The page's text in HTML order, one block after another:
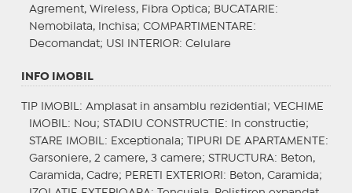
Agrement, Wireless, Fibra Optica; BUCATARIE :
Nemobilata, Inchisa; COMPARTIMENTARE :
Decomandat; USI INTERIOR: Celulare
INFO IMOBIL
TIP IMOBIL : Amplasat in ansamblu rezidential; VECHIME
IMOBIL : Nou; STADIU CONSTRUCTIE : In constructie;
STARE IMOBIL : Exceptionala; TIPURI DE APARTAMENTE :
Garsoniere, 2 camere, 3 camere; STRUCTURA: Beton,
Caramida, Cadre; PERETI EXTERIORI : Beton, Caramida;